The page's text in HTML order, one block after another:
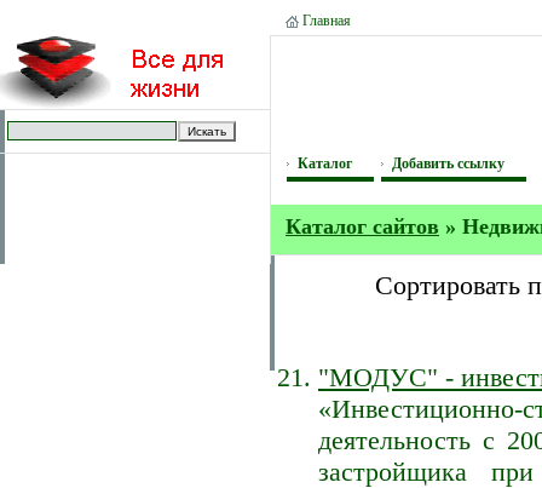
Главная
Каталог Добавить ссылку
Каталог сайтов »
Сортировать
"МОДУС" -
деятельность с
застройщика